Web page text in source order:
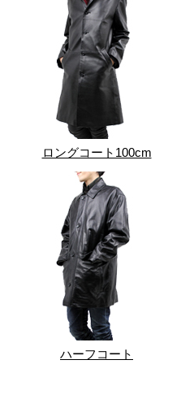
ロングコート100cm
ハーフコート